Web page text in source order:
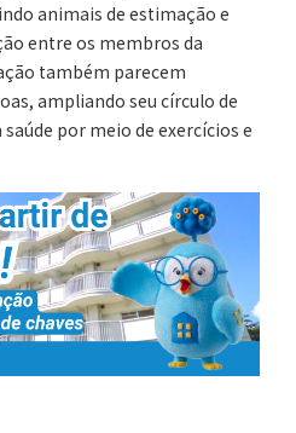
animais de estimação e
entre os membros da
também parecem
ampliando seu círculo de
por meio de exercícios e